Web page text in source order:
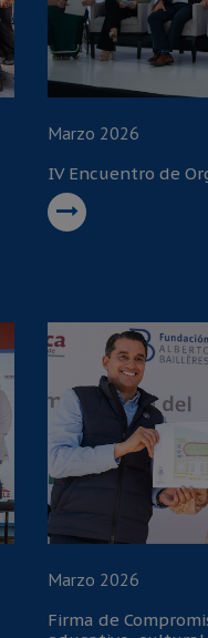
Marzo 2026
IV Encuentro de
Marzo 2026
Firma de